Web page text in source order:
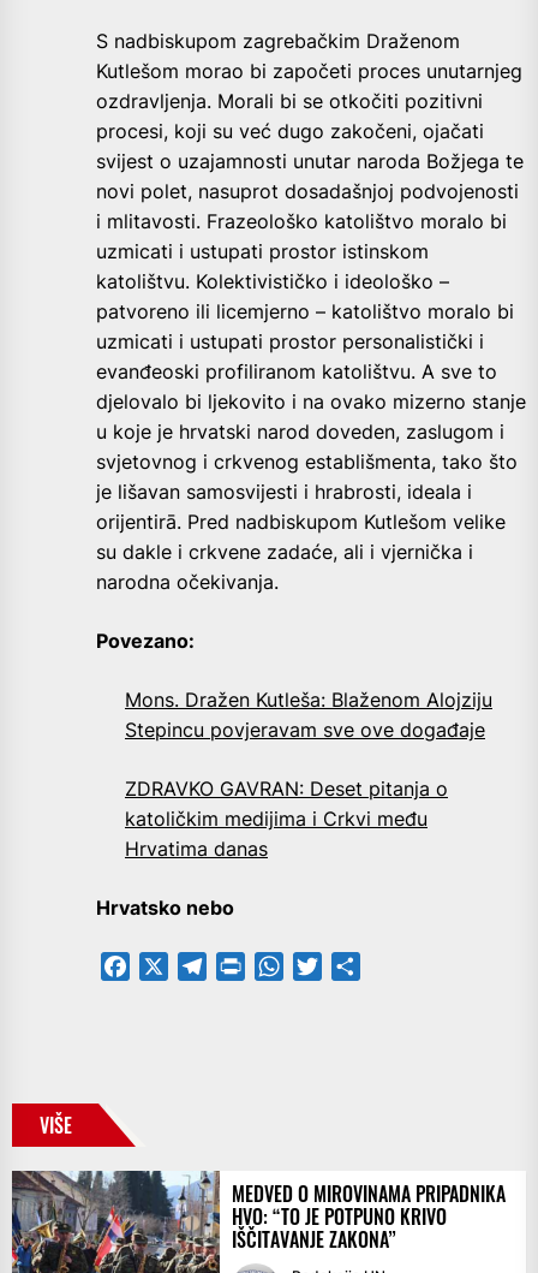
S nadbiskupom zagrebačkim Draženom
Kutlešom morao bi započeti proces unutarnjeg
ozdravljenja. Morali bi se otkočiti pozitivni
procesi, koji su već dugo zakočeni, ojačati
svijest o uzajamnosti unutar naroda Božjega te
novi polet, nasuprot dosadašnjoj podvojenosti
i mlitavosti. Frazeološko katolištvo moralo bi
uzmicati i ustupati prostor istinskom
katolištvu. Kolektivističko i ideološko –
patvoreno ili licemjerno – katolištvo moralo bi
uzmicati i ustupati prostor personalistički i
evanđeoski profiliranom katolištvu. A sve to
djelovalo bi ljekovito i na ovako mizerno stanje
u koje je hrvatski narod doveden, zaslugom i
svjetovnog i crkvenog establišmenta, tako što
je lišavan samosvijesti i hrabrosti, ideala i
orijentirā. Pred nadbiskupom Kutlešom velike
su dakle i crkvene zadaće, ali i vjernička i
narodna očekivanja.
Povezano:
Mons. Dražen Kutleša: Blaženom Alojziju
Stepincu povjeravam sve ove događaje
ZDRAVKO GAVRAN: Deset pitanja o
katoličkim medijima i Crkvi među
Hrvatima danas
Hrvatsko nebo
Facebook TelegramPrintFriendly
WhatsApp
Twitter
VIŠE
MEDVED O MIROVINAMA PRIPADNIKA
HVO: “TO JE POTPUNO KRIVO
IŠČITAVANJE ZAKONA”